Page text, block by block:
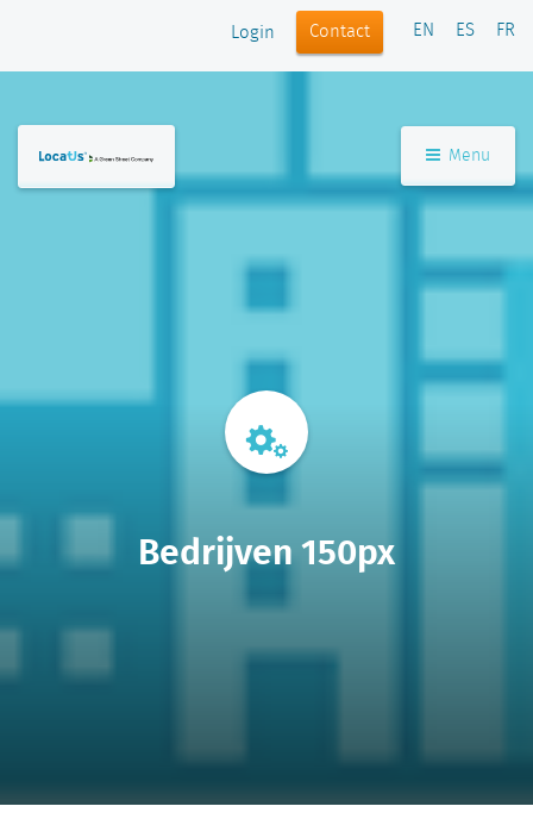
Login Contact EN ES FR
Menu
Bedrijven 150px